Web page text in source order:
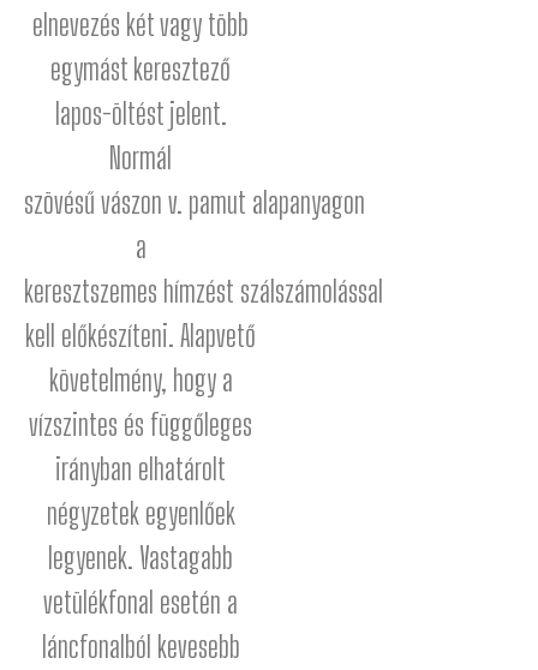
elnevezés két vagy több
egymást keresztező
lapos-öltést jelent.
Normál
szövésű vászon v. pamut alapanyagon
a
keresztszemes hímzést szálszámolással
kell előkészíteni. Alapvető
követelmény, hogy a
vízszintes és függőleges
irányban elhatárolt
négyzetek egyenlőek
legyenek. Vastagabb
vetülékfonal esetén a
láncfonalból kevesebb